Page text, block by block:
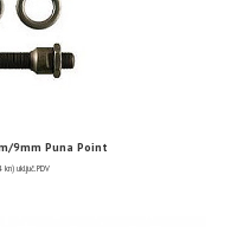
9mm Puna Point
kn) uključ. PDV